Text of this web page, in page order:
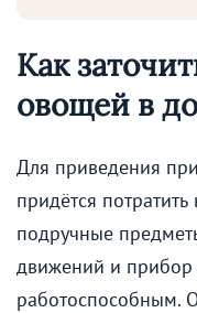
Как
овощей в
Для приведения
придётся
подручные
движений и прибор
работоспособным.